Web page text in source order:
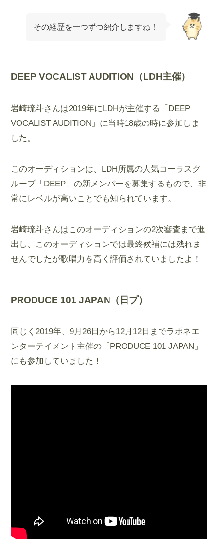
その経歴を一つずつ紹介しますね！
DEEP VOCALIST AUDITION（LDH主催）
岩崎琉斗さんは2019年にLDHが主催する「DEEP
VOCALIST AUDITION」に当時18歳の時に参加しま
した。
このオーディションは、LDH所属の人気コーラスグ
ループ「DEEP」の新メンバーを募集するもので、非
常にレベルが高いことでも知られています​​。
岩崎琉斗さんはこのオーディションの2次審査まで進
出し、このオーディションでは最終候補には残れま
せんでしたが歌唱力を高く評価されていましたよ！
PRODUCE 101 JAPAN（日プ）
同じく2019年、9月26日から12月12日までラポネエ
ンターテイメント主催の「PRODUCE 101 JAPAN」
にも参加していました！